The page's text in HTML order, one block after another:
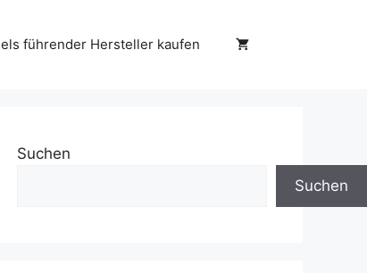
führender Hersteller kaufen
Suchen
Suchen